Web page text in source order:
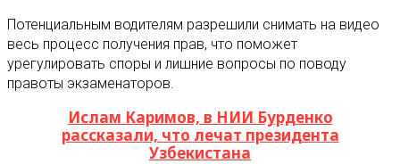
Потенциальным водителям разрешили снимать на видео
весь процесс получения прав, что поможет
урегулировать споры и лишние вопросы по поводу
правоты экзаменаторов.
Ислам Каримов, в НИИ Бурденко
рассказали, что лечат президента
Узбекистана